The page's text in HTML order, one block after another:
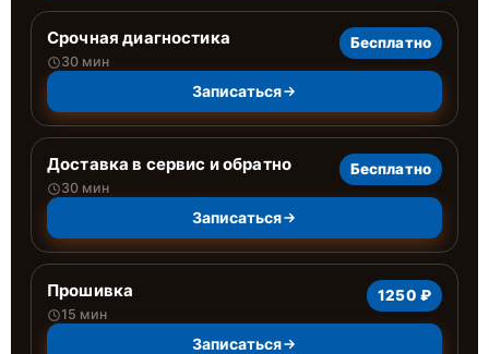
Срочная диагностика
30 мин
Бесплатно
Записаться
Доставка в сервис и обратно
30 мин
Бесплатно
Записаться
Прошивка
15 мин
1250 ₽
Записаться